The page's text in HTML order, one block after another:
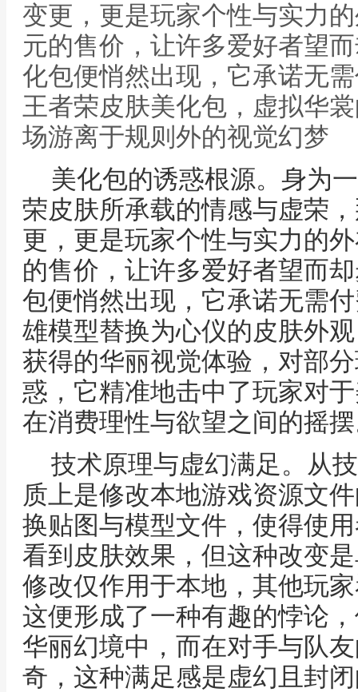
变更，更是玩家个性与实力
元的售价，让许多爱好者望
化包便悄然出现，它承诺无
王者荣皮肤美化包，虚拟华
场游离于规则外的视觉幻梦
美化包的诱惑根源。身为
荣皮肤所承载的情感与虚荣
更，更是玩家个性与实力的
的售价，让许多爱好者望而
包便悄然出现，它承诺无需
雄模型替换为心仪的皮肤外
获得的华丽视觉体验，对部
惑，它精准地击中了玩家对
在消费理性与欲望之间的摇
技术原理与虚幻满足。从
质上是修改本地游戏资源文
换贴图与模型文件，使得使
看到皮肤效果，但这种改变
修改仅作用于本地，其他玩
这便形成了一种有趣的悖论
华丽幻境中，而在对手与队
奇，这种满足感是虚幻且封